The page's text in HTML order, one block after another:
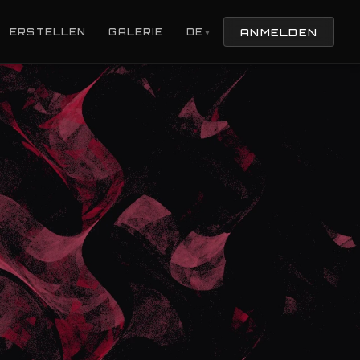
ERSTELLEN GALERIE DE ▼ ANMELDEN